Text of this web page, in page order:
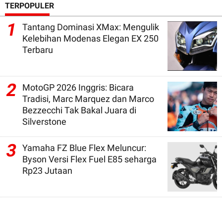
TERPOPULER
1
Tantang Dominasi XMax: Mengulik
Kelebihan Modenas Elegan EX 250
Terbaru
2
MotoGP 2026 Inggris: Bicara
Tradisi, Marc Marquez dan Marco
Bezzecchi Tak Bakal Juara di
Silverstone
3 Yamaha FZ Blue Flex Meluncur:
Byson Versi Flex Fuel E85 seharga
Rp23 Jutaan